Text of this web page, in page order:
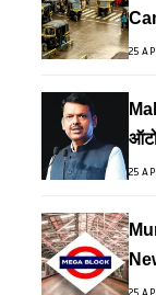
25
25
25